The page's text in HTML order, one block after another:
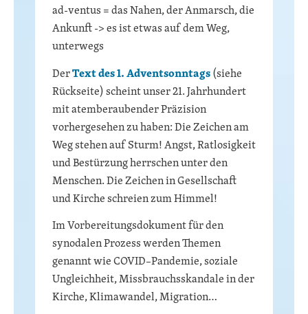
ad-ventus = das Nahen, der Anmarsch, die
Ankunft -> es ist etwas auf dem Weg,
unterwegs
DerText des 1. Adventsonntags(siehe
Rückseite) scheint unser 21. Jahrhundert
mit atemberaubender Präzision
vorhergesehen zu haben: Die Zeichen am
Weg stehen auf Sturm! Angst, Ratlosigkeit
und Bestürzung herrschen unter den
Menschen. Die Zeichen in Gesellschaft
und Kirche schreien zum Himmel!
Im Vorbereitungsdokument für den
synodalen Prozess werden Themen
genannt wie COVID–Pandemie, soziale
Ungleichheit, Missbrauchsskandale in der
Kirche, Klimawandel, Migration…